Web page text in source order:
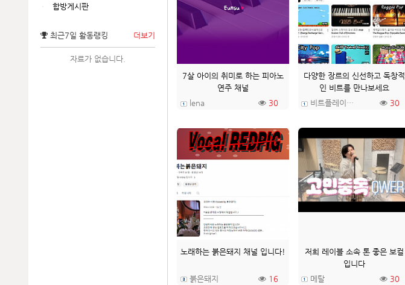
합방게시판
최근7일 활동랭킹 더보기
자료가 없습니다.
7살 아이의 취미로 하는 피아노
연주 채널
lena
30
다양한 장르의 신선하고 독창적
인 비트를 만나보세요
비트플레이그라운드
30
노래하는 붉은돼지 채널 입니다!
붉은돼지 16
저희 레이블 소속 톤 좋은 보컬
입니다
메탈
30